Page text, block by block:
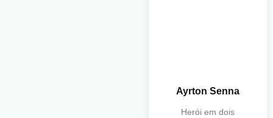
Ayrton Senna
Herói em dois